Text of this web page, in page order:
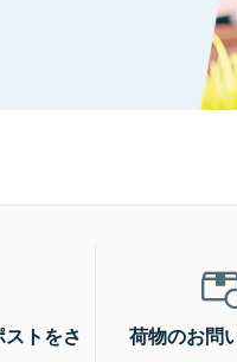
トをさ
荷物のお問